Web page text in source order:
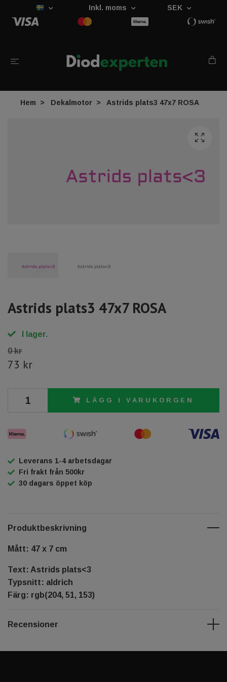
Inkl. moms SEK
Hem Dekalmotor Astrids plats3 47x7 ROSA
Astrids plats3 47x7 ROSA
I lager.
0 kr
73 kr
LÄGG I VARUKORGEN
Leverans 1-4 arbetsdagar
Fri frakt från 500kr
30 dagars öppet köp
Produktbeskrivning
Mått: 47 x 7 cm
Text: Astrids plats<3
Typsnitt: aldrich
Färg: rgb(204, 51, 153)
Recensioner